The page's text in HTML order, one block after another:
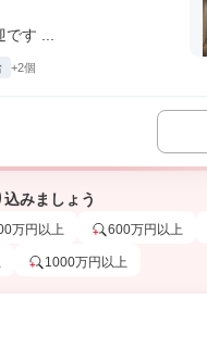
す ...
+2個
みましょう
万円以上 600万円以上
1000万円以上